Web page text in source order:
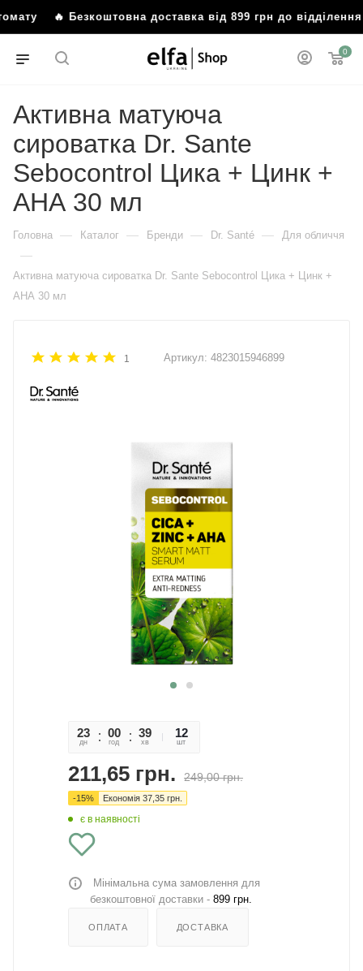
🔥 Безкоштовна доставка від 899 грн до відділення
0
Активна матуюча
сироватка Dr. Sante
Sebocontrol Цика + Цинк +
АНА 30 мл
Головна — Каталог — Бренди — Dr. Santé — Для обличчя
—
Активна матуюча сироватка Dr. Sante Sebocontrol Цика + Цинк +
АНА 30 мл
1 Артикул: 4823015946899
23
дн
00
год
39
хв
43
сек
12
шт
211,65 грн. 249,00грн.
-15% Економія 37,35 грн.
є в наявності
Мінімальна сума замовлення для
безкоштовної доставки - 899 грн.
ОПЛАТА ДОСТАВКА